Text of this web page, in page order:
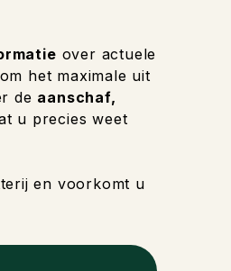
over actuele
het maximale uit
de aanschaf,
u precies weet
en voorkomt u